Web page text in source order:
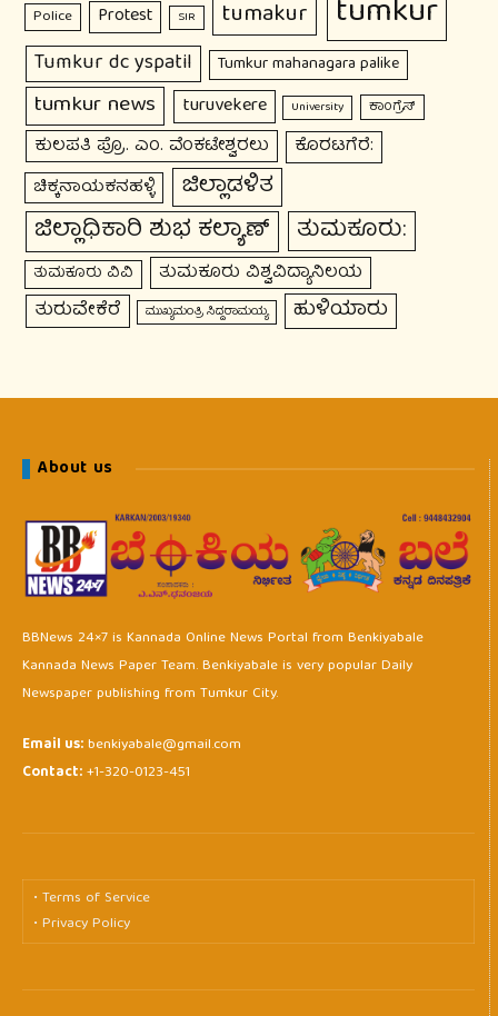
Police Protest SIR tumakur tumkur
Tumkur dc yspatil Tumkur mahanagara palike
tumkur news turuvekere University ಕಾಂಗ್ರೆಸ್
ಕುಲಪತಿ ಪ್ರೊ. ಎಂ. ವೆಂಕಟೇಶ್ವರಲು ಕೊರಟಗೆರೆ:
ಚಿಕ್ಕನಾಯಕನಹಳ್ಳಿ ಜಿಲ್ಲಾಡಳಿತ
ಜಿಲ್ಲಾಧಿಕಾರಿ ಶುಭ ಕಲ್ಯಾಣ್ ತುಮಕೂರು:
ತುಮಕೂರು ವಿವಿ ತುಮಕೂರು ವಿಶ್ವವಿದ್ಯಾನಿಲಯ
ತುರುವೇಕೆರೆ ಮುಖ್ಯಮಂತ್ರಿ ಸಿದ್ದರಾಮಯ್ಯ ಹುಳಿಯಾರು
About us
BBNews 24×7 is Kannada Online News Portal from Benkiyabale
Kannada News Paper Team. Benkiyabale is very popular Daily
Newspaper publishing from Tumkur City.
Email us:benkiyabale@gmail.com
Contact:+1-320-0123-451
• Terms of Service
• Privacy Policy